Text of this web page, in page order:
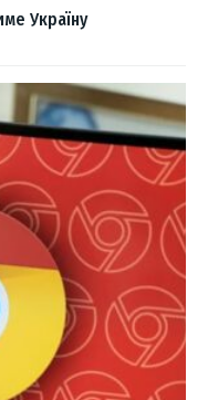
Україну